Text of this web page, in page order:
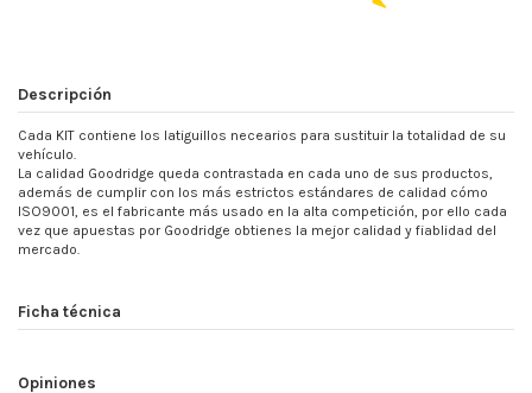
Descripción
Cada KIT contiene los latiguillos necearios para sustituir la totalidad de su
vehículo.
La calidad Goodridge queda contrastada en cada uno de sus productos,
además de cumplir con los más estrictos estándares de calidad cómo
ISO9001, es el fabricante más usado en la alta competición, por ello cada
vez que apuestas por Goodridge obtienes la mejor calidad y fiablidad del
mercado.
Ficha técnica
Opiniones